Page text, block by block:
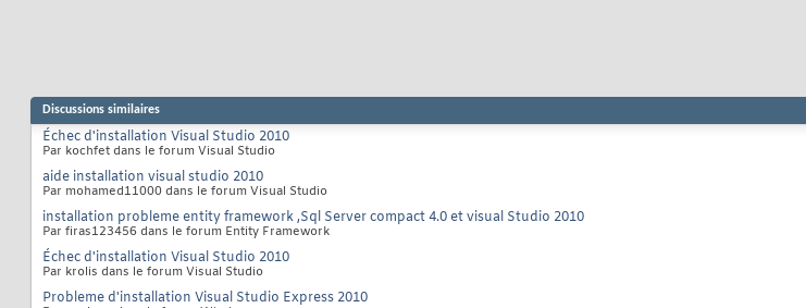
Discussions similaires
Échec d'installation Visual Studio 2010
Par kochfet dans le forum Visual Studio
aide installation visual studio 2010
Par mohamed11000 dans le forum Visual Studio
installation probleme entity framework ,Sql Server compact 4.0 et visual Studio 2010
Par firas123456 dans le forum Entity Framework
Échec d'installation Visual Studio 2010
Par krolis dans le forum Visual Studio
Probleme d'installation Visual Studio Express 2010